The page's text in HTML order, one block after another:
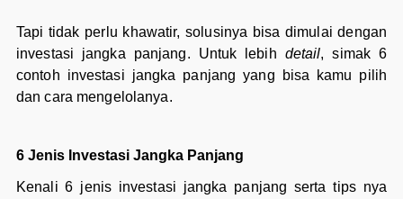
Tapi tidak perlu khawatir, solusinya bisa dimulai dengan
investasi jangka panjang. Untuk lebih detail, simak 6
contoh investasi jangka panjang yang bisa kamu pilih
dan cara mengelolanya.
6 Jenis Investasi Jangka Panjang
Kenali 6 jenis investasi jangka panjang serta tips nya